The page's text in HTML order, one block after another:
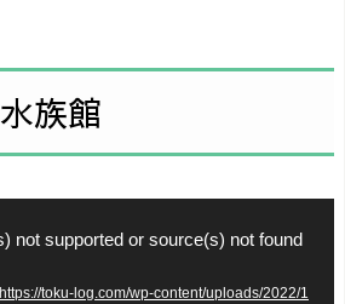
族館
not supported or source(s) not found
toku-log.com/wp-content/uploads/2022/1